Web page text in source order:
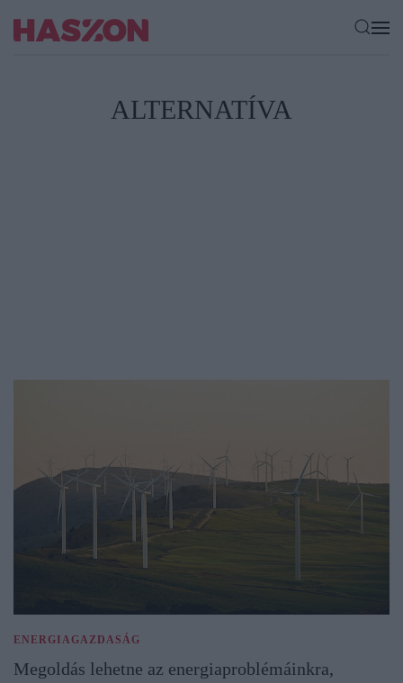
ALTERNATÍVA
ENERGIAGAZDASÁG
Megoldás lehetne az energiaproblémáinkra,